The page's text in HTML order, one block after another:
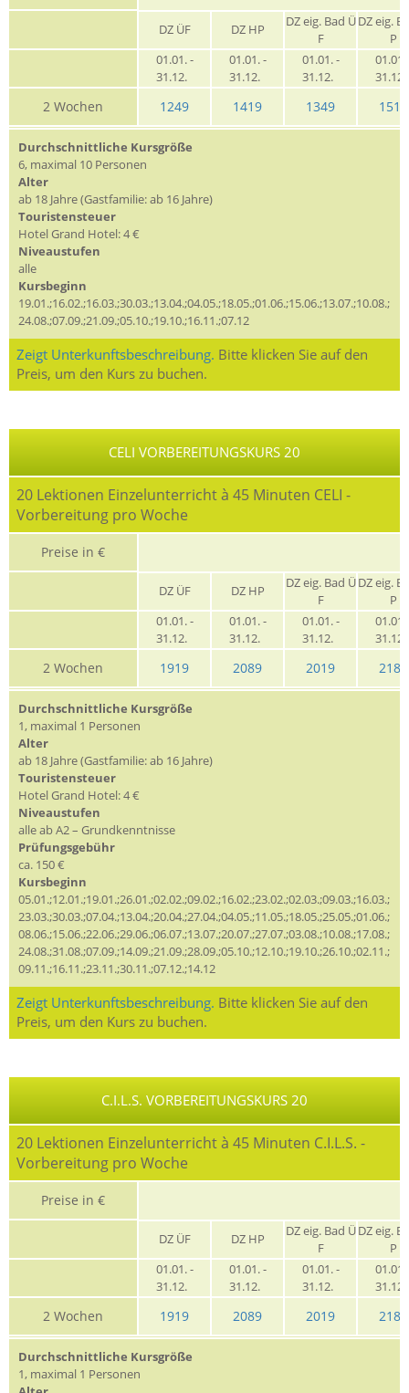
DZ ÜF DZ HP
DZ eig. Bad Ü
F
DZ eig.
P
01.01. -
31.12.
01.01. -
31.12.
01.01. -
31.12.
01.01.
2 Wochen 1249 1419 1349 1519
Durchschnittliche Kursgröße
6, maximal 10 Personen
Alter
ab 18 Jahre (Gastfamilie: ab 16 Jahre)
Touristensteuer
Hotel Grand Hotel: 4 €
Niveaustufen
alle
Kursbeginn
19.01.;16.02.;16.03.;30.03.;13.04.;04.05.;18.05.;01.06.;15.06.;13.07.;10.08.;
24.08.;07.09.;21.09.;05.10.;19.10.;16.11.;07.12
Zeigt Unterkunftsbeschreibung. Bitte klicken Sie auf den
Preis, um den Kurs zu buchen.
CELI VORBEREITUNGSKURS 20
20 Lektionen Einzelunterricht à 45 Minuten CELI -
Vorbereitung pro Woche
Preise in €
DZ ÜF DZ HP
DZ eig. Bad Ü
F
DZ eig.
P
01.01. -
31.12.
01.01. -
31.12.
01.01. -
31.12.
01.01.
2 Wochen 1919 2089 2019 2189
Durchschnittliche Kursgröße
1, maximal 1 Personen
Alter
ab 18 Jahre (Gastfamilie: ab 16 Jahre)
Touristensteuer
Hotel Grand Hotel: 4 €
Niveaustufen
alle ab A2 – Grundkenntnisse
Prüfungsgebühr
ca. 150 €
Kursbeginn
05.01.;12.01.;19.01.;26.01.;02.02.;09.02.;16.02.;23.02.;02.03.;09.03.;16.03.;
23.03.;30.03.;07.04.;13.04.;20.04.;27.04.;04.05.;11.05.;18.05.;25.05.;01.06.;
08.06.;15.06.;22.06.;29.06.;06.07.;13.07.;20.07.;27.07.;03.08.;10.08.;17.08.;
24.08.;31.08.;07.09.;14.09.;21.09.;28.09.;05.10.;12.10.;19.10.;26.10.;02.11.;
09.11.;16.11.;23.11.;30.11.;07.12.;14.12
Zeigt Unterkunftsbeschreibung. Bitte klicken Sie auf den
Preis, um den Kurs zu buchen.
C.I.L.S. VORBEREITUNGSKURS 20
20 Lektionen Einzelunterricht à 45 Minuten C.I.L.S. -
Vorbereitung pro Woche
Preise in €
DZ ÜF DZ HP
DZ eig. Bad Ü
F
DZ eig.
P
01.01. -
31.12.
01.01. -
31.12.
01.01. -
31.12.
01.01.
2 Wochen 1919 2089 2019 2189
Durchschnittliche Kursgröße
1, maximal 1 Personen